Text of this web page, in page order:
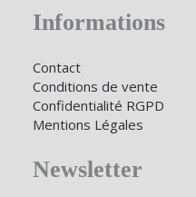
Informations
Contact
Conditions de vente
Confidentialité RGPD
Mentions Légales
Newsletter